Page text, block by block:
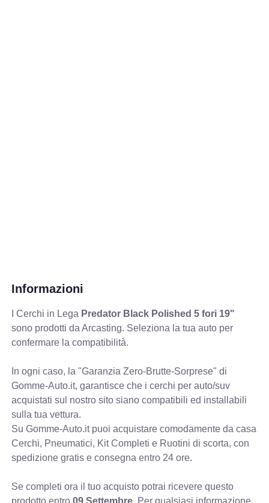
Informazioni
I Cerchi in Lega Predator Black Polished 5 fori 19"
sono prodotti da Arcasting. Seleziona la tua auto per
confermare la compatibilità.
In ogni caso, la "Garanzia Zero-Brutte-Sorprese" di
Gomme-Auto.it, garantisce che i cerchi per auto/suv
acquistati sul nostro sito siano compatibili ed installabili
sulla tua vettura.
Su Gomme-Auto.it puoi acquistare comodamente da casa
Cerchi, Pneumatici, Kit Completi e Ruotini di scorta, con
spedizione gratis e consegna entro 24 ore.
Se completi ora il tuo acquisto potrai ricevere questo
prodotto entro09 Settembre. Per qualsiasi informazione